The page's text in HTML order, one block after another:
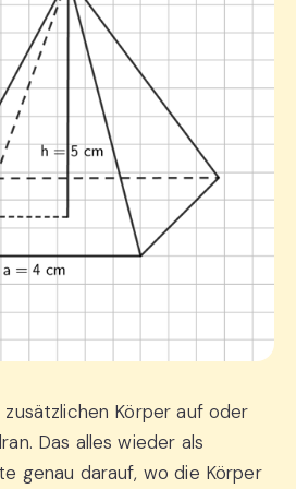
zusätzlichen Körper auf oder
Das alles wieder als
genau darauf, wo die Körper